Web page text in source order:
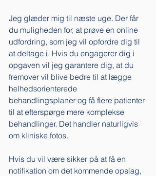
Jeg glæder mig til næste uge. Der får
du muligheden for, at prøve en online
udfordring, som jeg vil opfordre dig til
at deltage i. Hvis du engagerer dig i
opgaven vil jeg garantere dig, at du
fremover vil blive bedre til at lægge
helhedsorienterede
behandlingsplaner og få flere patienter
til at efterspørge mere komplekse
behandlinger. Det handler naturligvis
om kliniske fotos.
Hvis du vil være sikker på at få en
notifikation om det kommende opslag,